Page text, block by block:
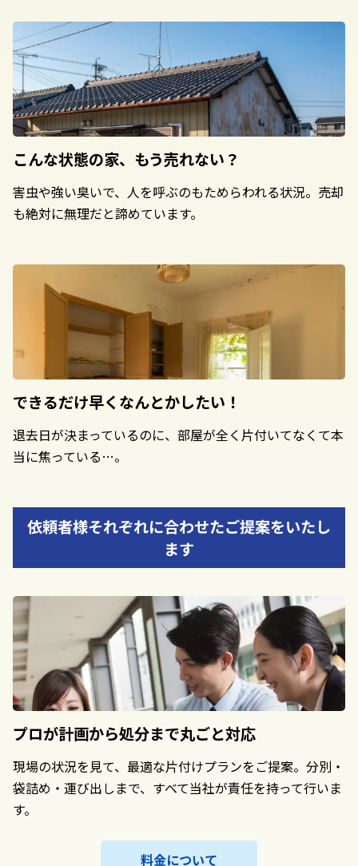
こんな状態の家、 もう売れない？
害虫や強い臭いで、人を呼ぶのもためらわれる状況。売却
も絶対に無理だと諦めています。
できるだけ早くなんとかしたい！
退去日が決まっているのに、部屋が全く片付いてなくて本
当に焦っている…。
依頼者様それぞれに合わせたご提案をいたし
ます
プロが計画から処分まで丸ごと対応
現場の状況を見て、最適な片付けプランをご提案。分別・
袋詰め・運び出しまで、すべて当社が責任を持って行いま
す。
料金について